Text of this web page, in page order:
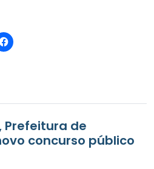
Prefeitura de
concurso público